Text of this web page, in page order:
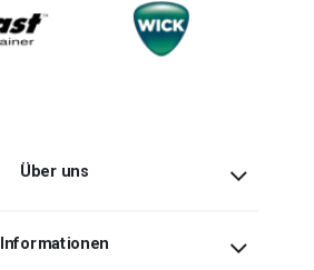
Über uns
Informationen